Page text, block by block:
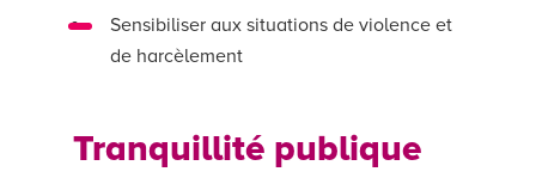
Sensibiliser aux situations de violence et
de harcèlement
Tranquillité publique